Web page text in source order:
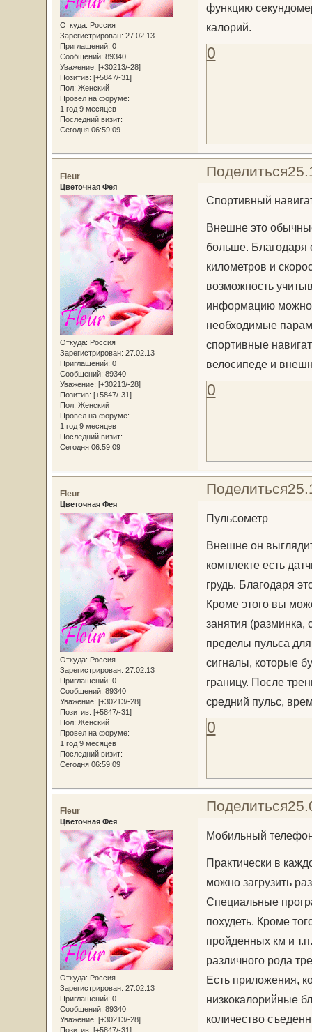
Откуда: Россия
Зарегистрирован: 27.02.13
Приглашений: 0
Сообщений: 89340
Уважение: [+30213/-28]
Позитив: [+5847/-31]
Пол: Женский
Провел на форуме:
1 год 9 месяцев
Последний визит:
Сегодня 06:59:09
функцию
калорий.
0
Поделиться
Fleur
Цветочная Фея
Откуда: Россия
Зарегистрирован: 27.02.13
Приглашений: 0
Сообщений: 89340
Уважение: [+30213/-28]
Позитив: [+5847/-31]
Пол: Женский
Провел на форуме:
1 год 9 месяцев
Последний визит:
Сегодня 06:59:09
Спортивный
Внешне это
больше. Благодаря
километров и
возможность
информацию можно
необходимые
спортивные
велосипеде и
0
Поделиться
Fleur
Цветочная Фея
Откуда: Россия
Зарегистрирован: 27.02.13
Приглашений: 0
Сообщений: 89340
Уважение: [+30213/-28]
Позитив: [+5847/-31]
Пол: Женский
Провел на форуме:
1 год 9 месяцев
Последний визит:
Сегодня 06:59:09
Пульсометр
Внешне он
комплекте есть
грудь. Благодаря
Кроме этого вы
занятия (разминка,
пределы пульса
сигналы, которые
границу. После
средний пульс,
0
Поделиться
Fleur
Цветочная Фея
Откуда: Россия
Зарегистрирован: 27.02.13
Приглашений: 0
Сообщений: 89340
Уважение: [+30213/-28]
Позитив: [+5847/-31]
Мобильный
Практически в
можно загрузить
Специальные
похудеть. Кроме
пройденных км и
различного рода
Есть приложения,
низкокалорийные
количество